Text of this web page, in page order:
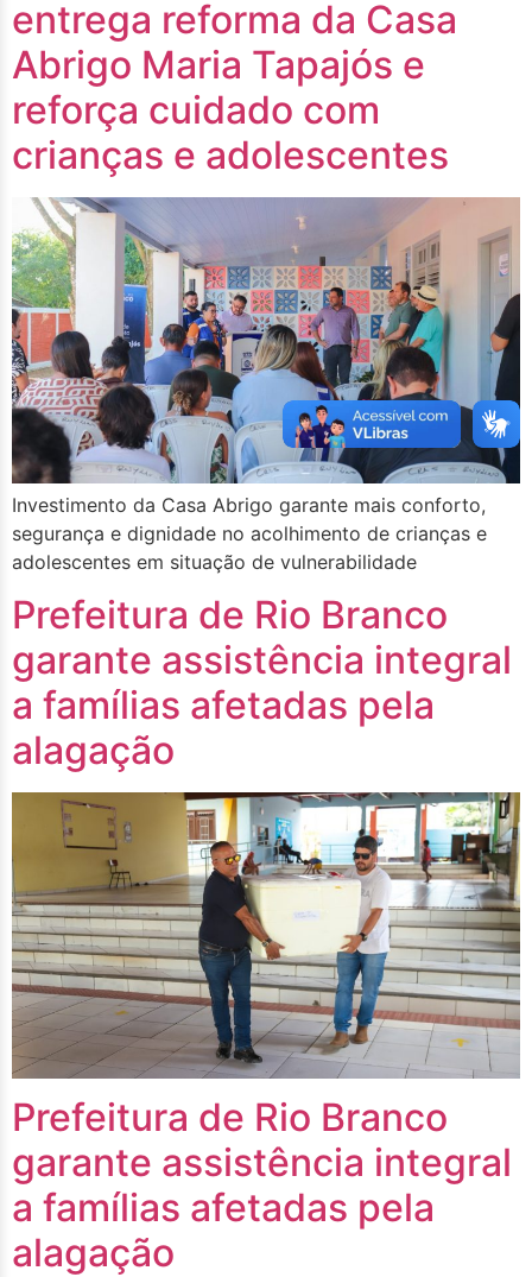
entrega reforma da Casa
Abrigo Maria Tapajós e
reforça cuidado com
crianças e adolescentes
Investimento da Casa Abrigo garante mais conforto,
segurança e dignidade no acolhimento de crianças e
adolescentes em situação de vulnerabilidade
Prefeitura de Rio Branco
garante assistência integral
a famílias afetadas pela
alagação
Prefeitura de Rio Branco
garante assistência integral
a famílias afetadas pela
alagação